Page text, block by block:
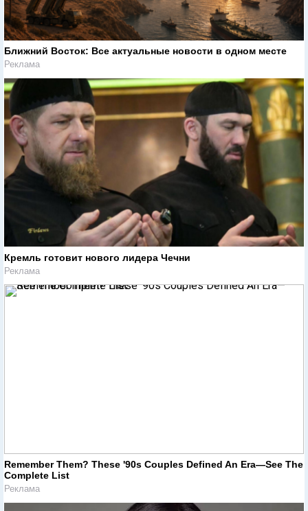
Ближний Восток: Все актуальные новости в одном месте
Реклама
Кремль готовит нового лидера Чечни
Реклама
Remember Them? These '90s Couples Defined An Era—See The
Complete List
Реклама